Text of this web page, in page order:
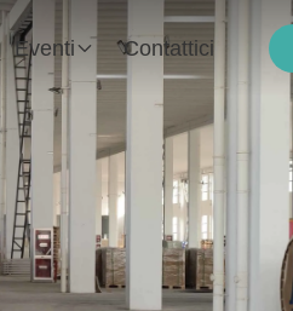
Eventi Contattici